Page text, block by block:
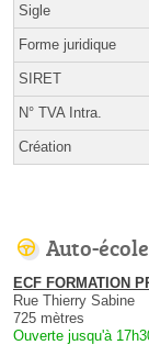
Sigle
Forme juridique
SIRET
N° TVA Intra.
Création
Auto-
ECF FORMATION
Rue Thierry Sabine
725 mètres
Ouverte jusqu'à